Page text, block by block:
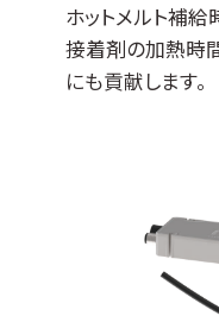
ホットメルト補
接着剤の加熱時
にも貢献します。